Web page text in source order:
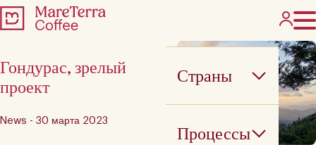
Страны
Процессы
Гондурас, зрелый
проект
News - 30 марта 2023